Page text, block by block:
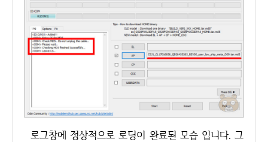
로그창에 정상적으로 로딩이 완료된 모습 입니다. 그